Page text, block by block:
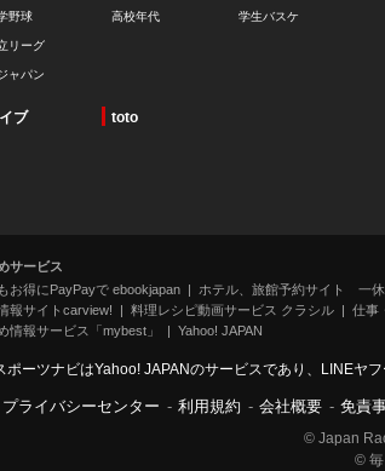
野球
リーグ
ャパン
高校年代 学生バスケ
ブ toto
サービス
お得にPayPayで ebookjapan
ホテル、旅館予約サイト 一
報サイトcarview!
料理レシピ動画サービス クラシル 仕事
情報サービス「mybest」
Yahoo! JAPAN
ポーツナビはYahoo! JAPANのサービスであり、LINEヤ
プライバシーセンター - 利用規約 - 会社概要 - 免責
© Japan
© 毎